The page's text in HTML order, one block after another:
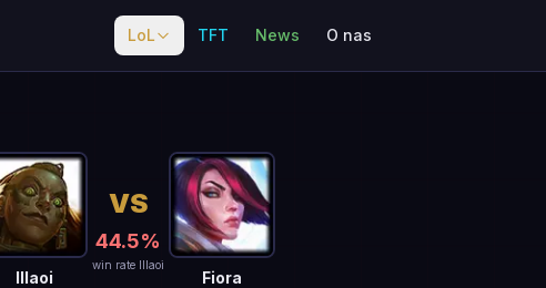
LoL TFT News O nas
Illaoi
VS
44.5%
win rate Illaoi
Fiora